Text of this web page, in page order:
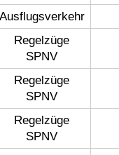
Ausflugsverkehr
Regelzüge
SPNV
Regelzüge
SPNV
Regelzüge
SPNV